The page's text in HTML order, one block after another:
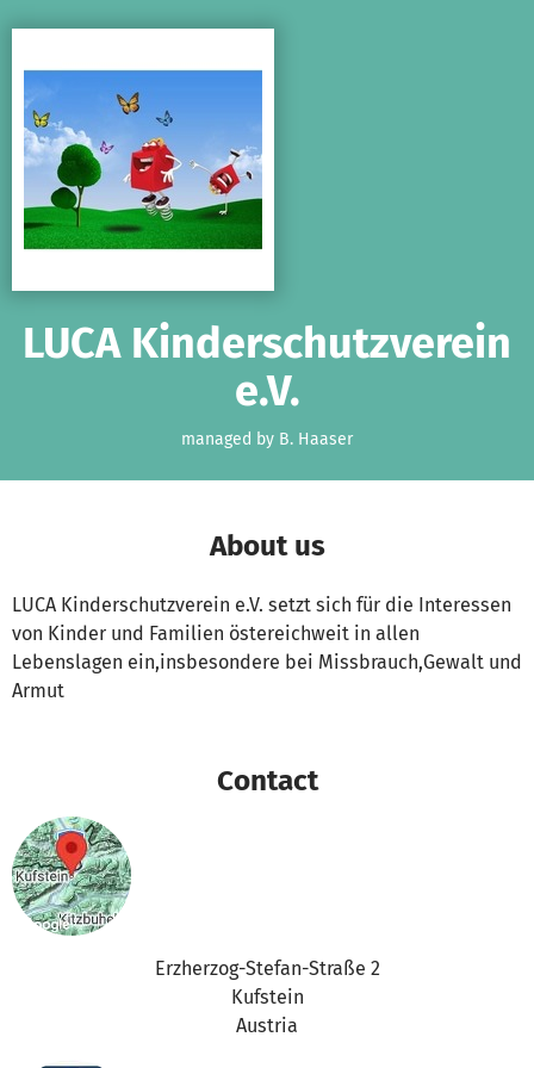
LUCA Kinderschutzverein
e.V.
managed by B. Haaser
About us
LUCA Kinderschutzverein e.V. setzt sich für die Interessen
von Kinder und Familien östereichweit in allen
Lebenslagen ein,insbesondere bei Missbrauch,Gewalt und
Armut
Contact
Erzherzog-Stefan-Straße 2
Kufstein
Austria